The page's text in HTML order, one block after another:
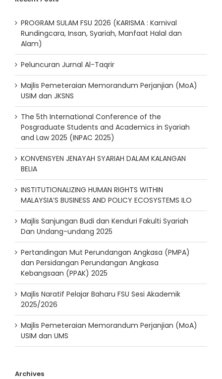
PROGRAM SULAM FSU 2026 (KARISMA : Karnival
Rundingcara, Insan, Syariah, Manfaat Halal dan
Alam)
Peluncuran Jurnal Al-Taqrir
Majlis Pemeteraian Memorandum Perjanjian (MoA)
USIM dan JKSNS
The 5th International Conference of the
Posgraduate Students and Academics in Syariah
and Law 2025 (INPAC 2025)
KONVENSYEN JENAYAH SYARIAH DALAM KALANGAN
BELIA
INSTITUTIONALIZING HUMAN RIGHTS WITHIN
MALAYSIA’S BUSINESS AND POLICY ECOSYSTEMS ILO
Majlis Sanjungan Budi dan Kenduri Fakulti Syariah
Dan Undang-undang 2025
Pertandingan Mut Perundangan Angkasa (PMPA)
dan Persidangan Perundangan Angkasa
Kebangsaan (PPAK) 2025
Majlis Naratif Pelajar Baharu FSU Sesi Akademik
2025/2026
Majlis Pemeteraian Memorandum Perjanjian (MoA)
USIM dan UMS
Archives